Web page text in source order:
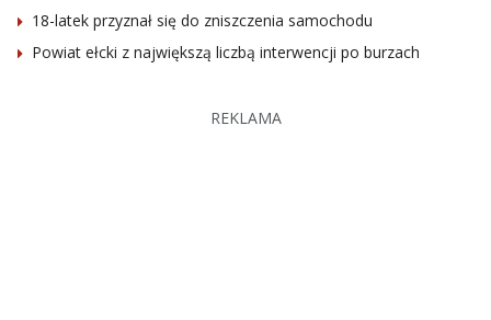
18-latek przyznał się do zniszczenia samochodu
Powiat ełcki z największą liczbą interwencji po burzach
REKLAMA